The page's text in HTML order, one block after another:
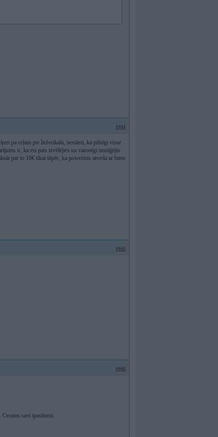
#444
pa ceļam pie lielveikala, nestāsti, ka pilnīgi visur
ir, ka esi pats izvēlējies un varonīgi nozāģējis
par to 10€ tikai tāpēc, ka powerists atveda ar bmw
#445
#446
Cerams savi ipashumi.